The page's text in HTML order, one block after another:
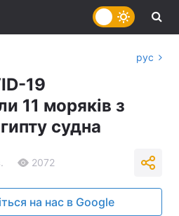
рус
19
11 моряків з
судна
2072
на нас в Google